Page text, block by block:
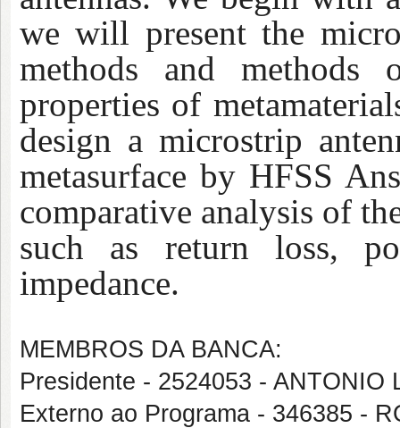
we will present the
methods and methods
properties of
design a microstrip
metasurface by HFSS
comparative analysis of
such as return loss,
impedance.
MEMBROS DA BANCA:
Presidente - 2524053 - ANTONIO
Externo ao Programa - 346385 -